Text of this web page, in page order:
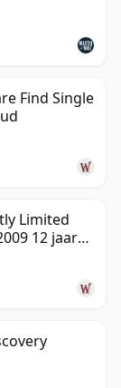
Find Single
Limited
12 jaar